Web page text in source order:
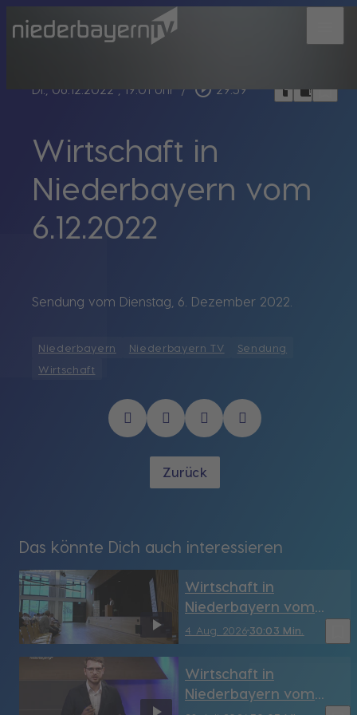
Di., 06.12.2022 , 19:01 Uhr / play_circle_outline 29:59 headphoneschrome_reader_modebookmark_border
Wirtschaft in
Niederbayern vom
6.12.2022
Sendung vom Dienstag, 6. Dezember 2022.
Niederbayern Niederbayern TV
Sendung
Wirtschaft
Zurück
Das könnte Dich auch interessieren
4. Aug. 202630:03 Min.
Wirtschaft in
Niederbayern vom
4.08.2026
Wirtschaft in
Niederbayern vom